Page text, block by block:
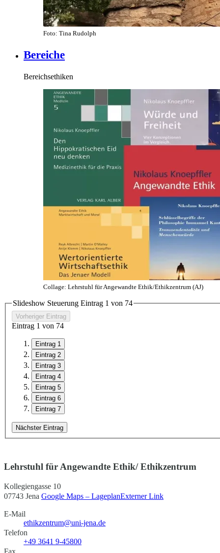
Foto: Tina Rudolph
Bereiche
Bereichsethiken
Collage: Lehrstuhl für Angewandte Ethik/Ethikzentrum (AJ)
Slideshow Steuerung Eintrag 1 von 74
Vorheriger Eintrag
Eintrag 1 von 74
Eintrag 1
Eintrag 2
Eintrag 3
Eintrag 4
Eintrag 5
Eintrag 6
Eintrag 7
Nächster Eintrag
Lehrstuhl für Angewandte Ethik/ Ethikzentrum
Kollegiengasse 10
07743 Jena Google Maps – LageplanExterner Link
E-Mail
ethikzentrum@uni-jena.de
Telefon
+49 3641 9-45800